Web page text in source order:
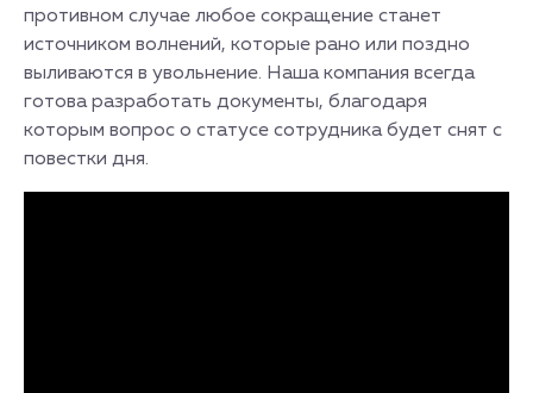
противном случае любое сокращение станет
источником волнений, которые рано или поздно
выливаются в увольнение. Наша компания всегда
готова разработать документы, благодаря
которым вопрос о статусе сотрудника будет снят с
повестки дня.